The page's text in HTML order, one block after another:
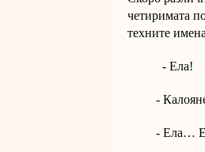
четиримата
техните
- Ела!
- Калояне,
- Ела…